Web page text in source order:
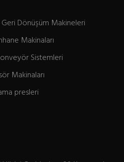
Geri Dönüşüm Makineleri
Makinaları
Sistemleri
Makinaları
presleri